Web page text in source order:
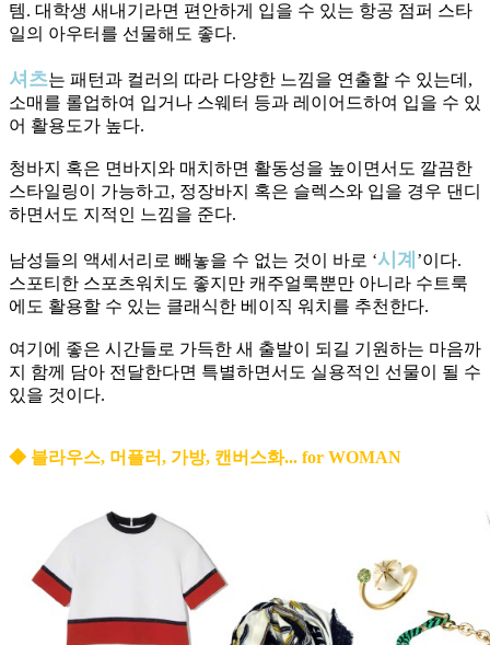
템. 대학생 새내기라면 편안하게 입을 수 있는 항공 점퍼 스타
일의 아우터를 선물해도 좋다.
셔츠는 패턴과 컬러의 따라 다양한 느낌을 연출할 수 있는데,
소매를 롤업하여 입거나 스웨터 등과 레이어드하여 입을 수 있
어 활용도가 높다.
청바지 혹은 면바지와 매치하면 활동성을 높이면서도 깔끔한
스타일링이 가능하고, 정장바지 혹은 슬렉스와 입을 경우 댄디
하면서도 지적인 느낌을 준다.
남성들의 액세서리로 빼놓을 수 없는 것이 바로 ‘시계 ’이다.
스포티한 스포츠워치도 좋지만 캐주얼룩뿐만 아니라 수트룩
에도 활용할 수 있는 클래식한 베이직 워치를 추천한다.
여기에 좋은 시간들로 가득한 새 출발이 되길 기원하는 마음까
지 함께 담아 전달한다면 특별하면서도 실용적인 선물이 될 수
있을 것이다.
◆ 블라우스, 머플러, 가방, 캔버스화... for WOMAN